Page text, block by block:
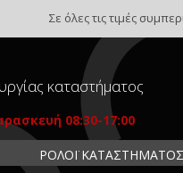
Σε όλες τις τιμές
καταστήματος
08:30-17:00
ΡΟΛΟΪ ΚΑΤΑΣΤΗΜΑΤΟΣ